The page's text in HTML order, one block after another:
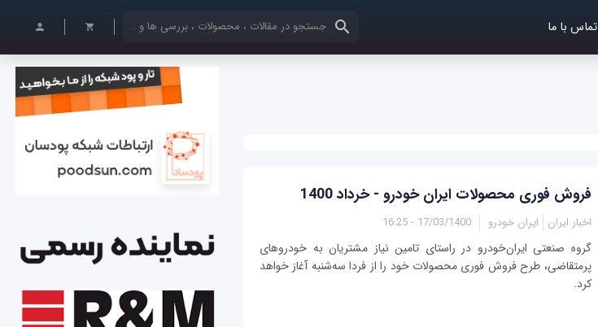
تماس با ما کلمات کلیدی خود را وارد کنید
فروش فوری محصولات ایران خودرو - خرداد 1400
اخبار ایران ایران خودرو 17/03/1400 - 16:25
گروه صنعتی ایران‌خودرو در راستای تامین نیاز مشتریان به خودروهای
پرمتقاضی، طرح فروش فوری محصولات خود را از فردا سه‌شنبه آغاز خواهد
کرد.